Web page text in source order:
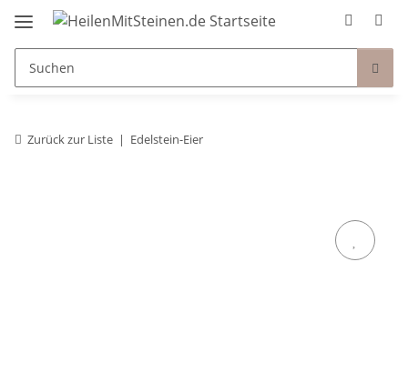
Zurück zur Liste Edelstein-Eier